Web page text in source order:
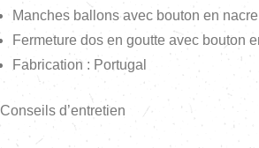
Manches ballons avec bouton en
Fermeture dos en goutte avec bouton
Fabrication : Portugal
Conseils d’entretien